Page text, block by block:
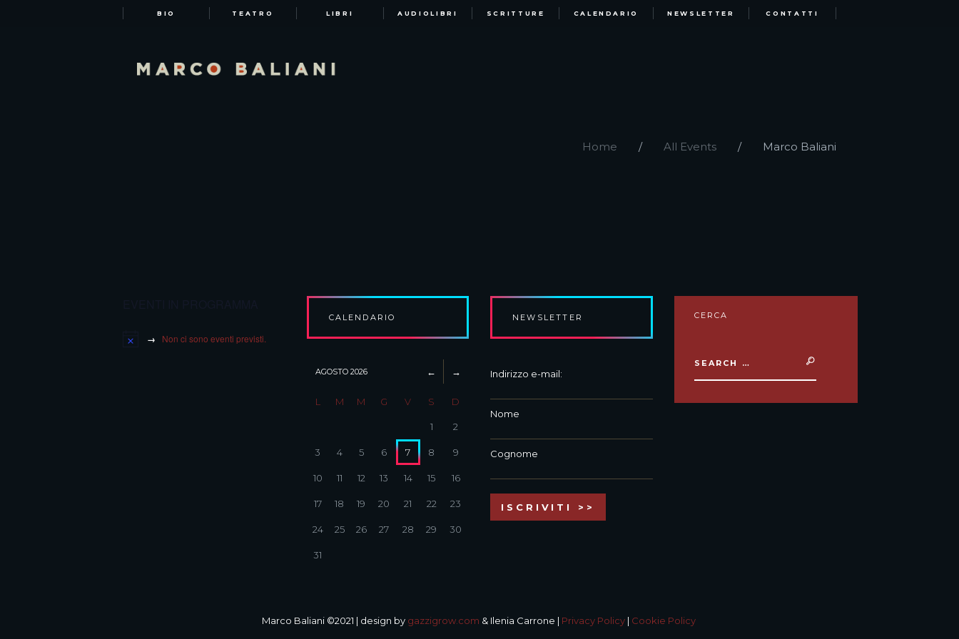
BIO TEATRO LIBRI AUDIOLIBRI SCRITTURE CALENDARIO NEWSLETTER CONTATTI
Home All Events Marco Baliani
Non ci sono eventi previsti.
CALENDARIO
AGOSTO 2026
L M M G V S D
1 2
3 4 5 6 7 8 9
10 11 12 13 14 15 16
17 18 19 20 21 22 23
24 25 26 27 28 29 30
31
NEWSLETTER
Indirizzo e-mail:
Nome
Cognome
CERCA
Marco Baliani ©2021 | design by gazzigrow.com & Ilenia Carrone | Privacy Policy| Cookie Policy